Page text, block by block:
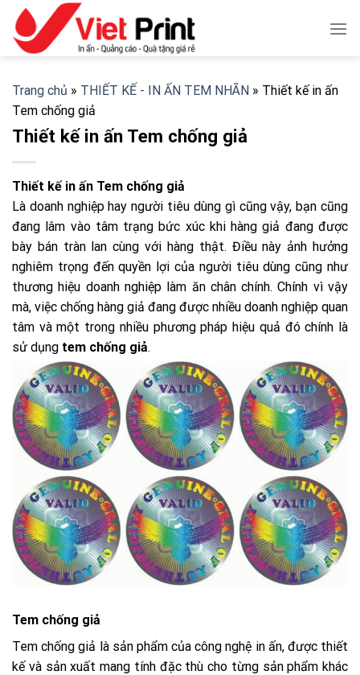
Skip
content
Trang chủ » THIẾT KẾ - IN ẤN TEM NHÃN » Thiết kế in ấn
Tem chống giả
Thiết kế in ấn Tem chống giả
Thiết kế in ấn Tem chống giả
Là doanh nghiệp hay người tiêu dùng gì cũng vậy, bạn cũng
đang lâm vào tâm trạng bức xúc khi hàng giả đang được
bày bán tràn lan cùng với hàng thật. Điều này ảnh hưởng
nghiêm trọng đến quyền lợi của người tiêu dùng cũng như
thương hiệu doanh nghiệp làm ăn chân chính. Chính vì vậy
mà, việc chống hàng giả đang được nhiều doanh nghiệp quan
tâm và một trong nhiều phương pháp hiệu quả đó chính là
sử dụng tem chống giả.
Tem chống giả
Tem chống giả là sản phẩm của công nghệ in ấn, được thiết
kế và sản xuất mang tính đặc thù cho từng sản phẩm khác